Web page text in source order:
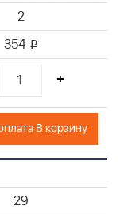
2
354 i
+
В корзину
29